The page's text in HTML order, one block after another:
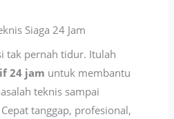
Siaga 24 Jam
tak pernah tidur. Itulah
24 jam untuk membantu
teknis sampai
tanggap, profesional,